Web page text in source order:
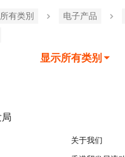
所有类別 电子产品
显示所有类别
关于我们